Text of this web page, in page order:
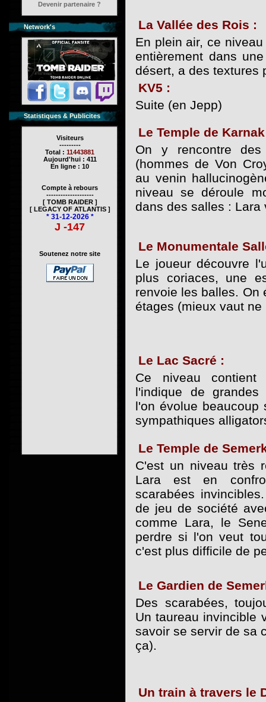
Devenir partenaire ?
Network's
Statistiques & Publicites
Visiteurs
---------
Total : 11443881
Aujourd'hui : 411
En ligne : 10
Compte à rebours
--------------------
[ TOMB RAIDER ]
[ LEGACY OF ATLANTIS ]
* 31-12-2026 *
J -147
Soutenez notre site
La Vallée des Rois :
En plein air, ce
entièrement dans
désert, a des textures
KV5 :
Suite (en Jepp)
Le Temple de
On y rencontre des
(hommes de Von
au venin
niveau se déroule
dans des salles : Lara
Le Monumentale
Le joueur découvre
plus coriaces, une
renvoie les balles. On
étages (mieux vaut ne
Le Lac Sacré :
Ce niveau
l'indique de
l'on évolue beaucoup
sympathiques
Le Temple de
C'est un niveau très
Lara est en
scarabées
de jeu de société
comme Lara, le
perdre si l'on veut
c'est plus difficile de
Le Gardien de
Des scarabées,
Un taureau invincible
savoir se servir de sa
ça).
Un train à travers le